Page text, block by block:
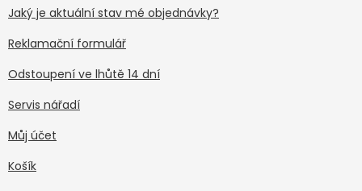
Jaký je aktuální stav mé objednávky?
Reklamační formulář
Odstoupení ve lhůtě 14 dní
Servis nářadí
Můj účet
Košík